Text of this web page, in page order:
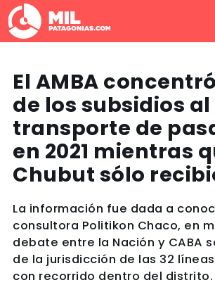
El AMBA
de los subsidios al
transporte de
en 2021 mientras
Chubut sólo
La información fue dada a
consultora Politikon Chaco, en
debate entre la Nación y CABA
de la jurisdicción de las 32
con recorrido dentro del distrito.